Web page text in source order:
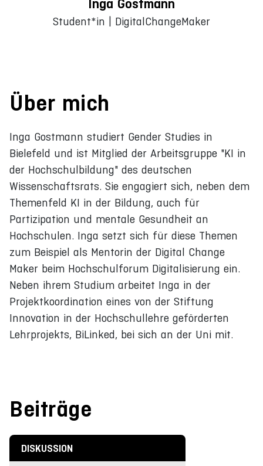
Inga Gostmann
Student*in | DigitalChangeMaker
Über mich
Inga Gostmann studiert Gender Studies in
Bielefeld und ist Mitglied der Arbeitsgruppe "KI in
der Hochschulbildung" des deutschen
Wissenschaftsrats. Sie engagiert sich, neben dem
Themenfeld KI in der Bildung, auch für
Partizipation und mentale Gesundheit an
Hochschulen. Inga setzt sich für diese Themen
zum Beispiel als Mentorin der Digital Change
Maker beim Hochschulforum Digitalisierung ein.
Neben ihrem Studium arbeitet Inga in der
Projektkoordination eines von der Stiftung
Innovation in der Hochschullehre geförderten
Lehrprojekts, BiLinked, bei sich an der Uni mit.
Beiträge
DISKUSSION